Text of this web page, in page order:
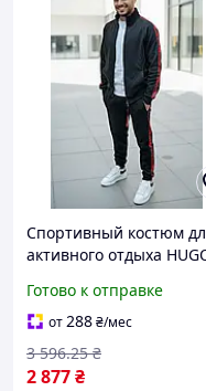
Спортивный костюм
активного отдыха
новая коллекция 2023 24
Турция размеры S M L
XXL
Готово к отправке
от288₴/мес
2 877₴
3 596.25 ₴